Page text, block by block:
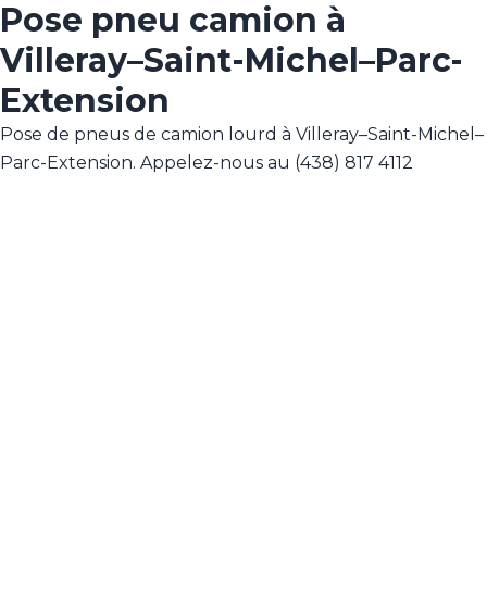
Pose pneu camion à
Villeray–Saint-Michel–Parc-
Extension
Pose de pneus de camion lourd à Villeray–Saint-Michel–
Parc-Extension. Appelez-nous au (438) 817 4112